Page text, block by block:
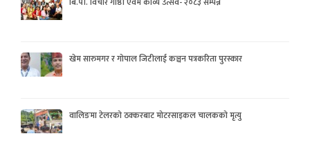
खेम सारुमगर र गोपाल जिटीलाई कञ्चन पत्रकरिता पुरस्कार
वालिङमा टेलरको ठक्करबाट मोटरसाइकल चालकको मृत्यु